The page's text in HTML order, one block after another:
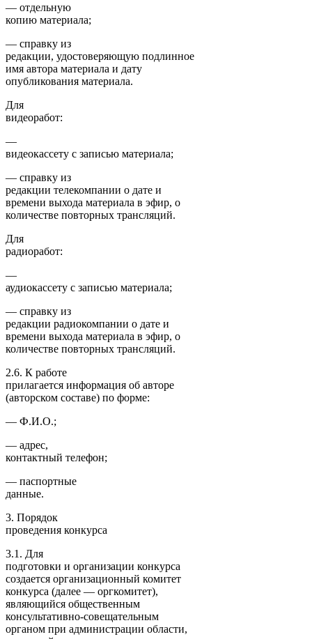
— отдельную
копию материала;
— справку из
редакции, удостоверяющую подлинное
имя автора материала и дату
опубликования материала.
Для
видеоработ:
—
видеокассету с записью материала;
— справку из
редакции телекомпании о дате и
времени выхода материала в эфир, о
количестве повторных трансляций.
Для
радиоработ:
—
аудиокассету с записью материала;
— справку из
редакции радиокомпании о дате и
времени выхода материала в эфир, о
количестве повторных трансляций.
2.6. К работе
прилагается информация об авторе
(авторском составе) по форме:
— Ф.И.О.;
— адрес,
контактный телефон;
— паспортные
данные.
3. Порядок
проведения конкурса
3.1. Для
подготовки и организации конкурса
создается организационный комитет
конкурса (далее — оргкомитет),
являющийся общественным
консультативно-совещательным
органом при администрации области,